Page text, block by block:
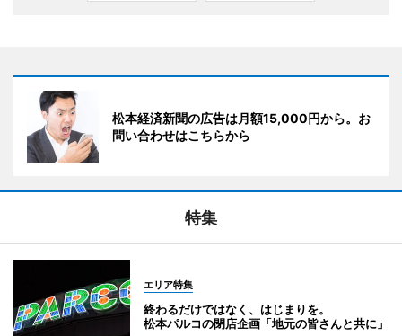
松本経済新聞の広告は月額15,000円から。お
問い合わせはこちらから
特集
エリア特集
終わるだけではなく、はじまりを。
松本パルコの閉店企画「地元の皆さんと共に」